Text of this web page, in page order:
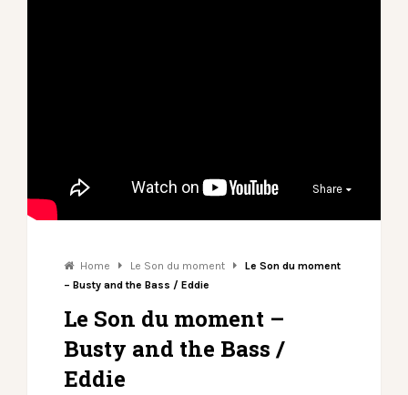
Share
Home Le Son du moment
Le Son du moment
– Busty and the Bass / Eddie
Le Son du moment –
Busty and the Bass /
Eddie